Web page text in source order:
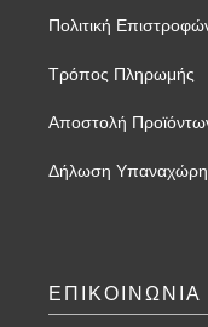
Πολιτική
Τρόπος Πληρωμής
Αποστολή
Δήλωση
ΕΠΙΚΟΙΝΩΝΙΑ